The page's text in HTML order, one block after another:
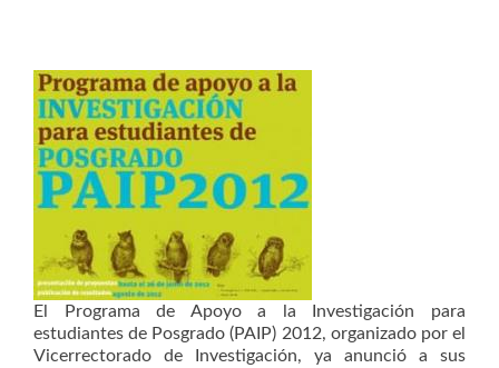
El Programa de Apoyo a la Investigación para
estudiantes de Posgrado (PAIP) 2012, organizado por el
Vicerrectorado de Investigación, ya anunció a sus